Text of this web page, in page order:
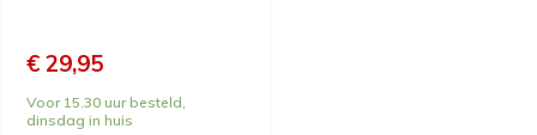
€ 29,95
Voor 15.30 uur besteld,
dinsdag in huis